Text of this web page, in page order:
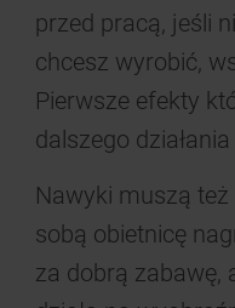
przed pracą, jeśli
chcesz wyrobić,
Pierwsze efekty
dalszego
Nawyki muszą
sobą obietnicę
za dobrą zabawę,